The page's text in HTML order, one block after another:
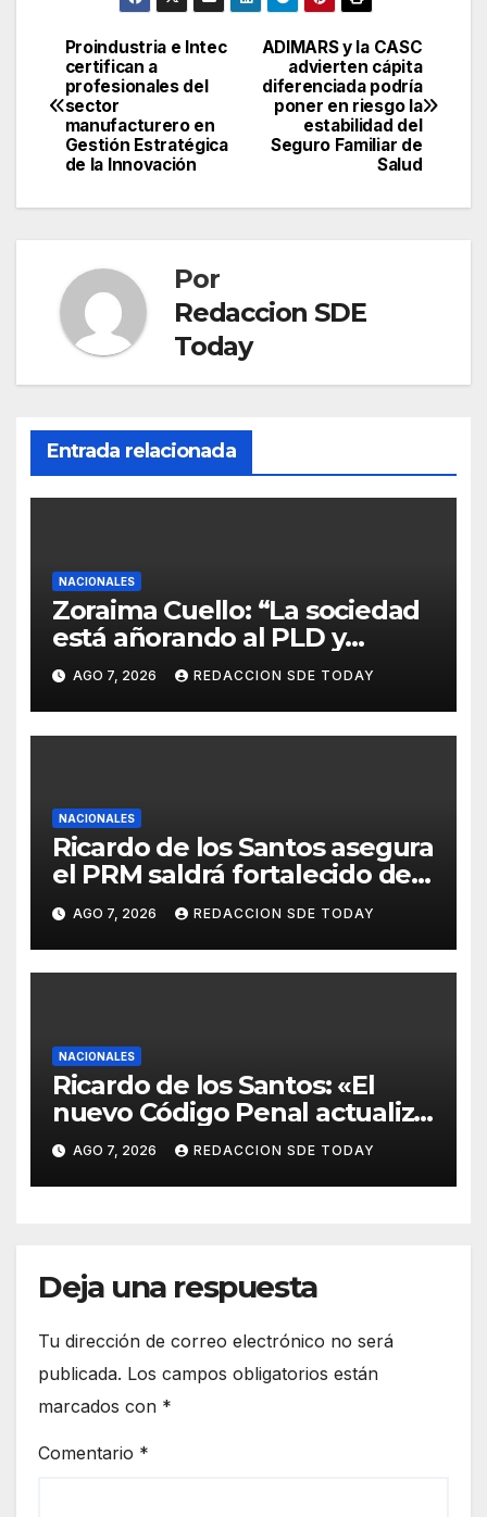
Navegación
de
entradas
ADIMARS y la CASC
advierten cápita
diferenciada podría
poner en riesgo la
estabilidad del
Seguro Familiar de
Salud
Proindustria e Intec
certifican a
profesionales del
sector
manufacturero en
Gestión Estratégica
de la Innovación
Por
Redaccion SDE
Today
Entrada relacionada
NACIONALES
Zoraima Cuello: “La sociedad
está añorando al PLD y
nuestro deber es comunicar
con la verdad y las
evidencias”
AGO 7, 2026 REDACCION SDE TODAY
NACIONALES
Ricardo de los Santos asegura
el PRM saldrá fortalecido del
proceso interno para escoger
nuevas autoridades
AGO 7, 2026 REDACCION SDE TODAY
NACIONALES
Ricardo de los Santos: «El
nuevo Código Penal actualiza
la legislación y responde a
nuevas realidades delictivas»
AGO 7, 2026 REDACCION SDE TODAY
Deja una respuesta
Tu dirección de correo electrónico no será
publicada. Los campos obligatorios están
marcados con *
Comentario *